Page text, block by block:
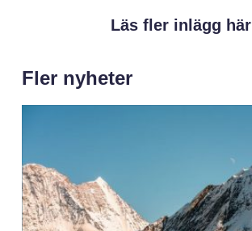
Läs fler inlägg här
Fler nyheter